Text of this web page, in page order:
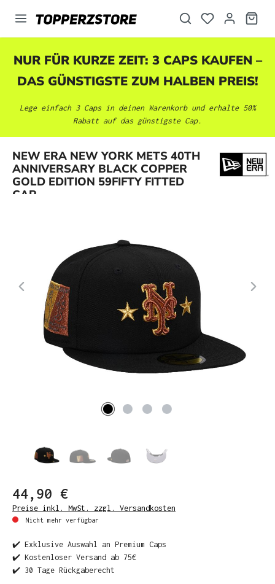
springen
NUR FÜR KURZE ZEIT: 3 CAPS KAUFEN –
DAS GÜNSTIGSTE ZUM HALBEN PREIS!
Lege einfach 3 Caps in deinen Warenkorb und erhalte 50%
Rabatt auf das günstigste Cap.
NEW ERA NEW YORK METS 40TH
ANNIVERSARY BLACK COPPER
GOLD EDITION 59FIFTY FITTED
CAP
Bildergalerie überspringen
44,90 €
Preise inkl. MwSt. zzgl. Versandkosten
Nicht mehr verfügbar
✔️ Exklusive Auswahl an Premium Caps
✔️ Kostenloser Versand ab 75€
✔️ 30 Tage Rückgaberecht